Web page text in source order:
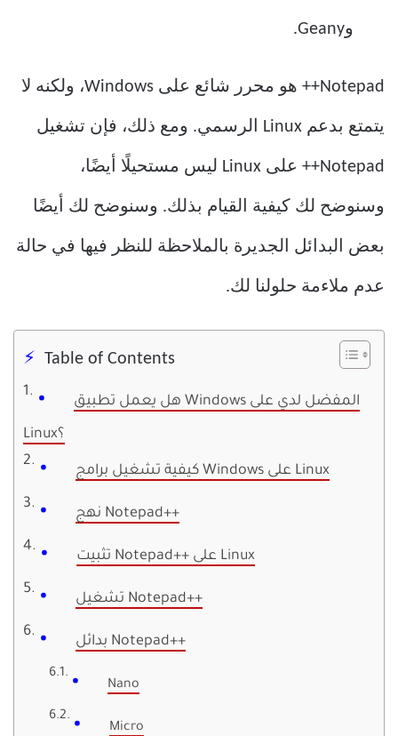
وGeany.
Notepad++ هو محرر شائع على Windows، ولكنه لا
يتمتع بدعم Linux الرسمي. ومع ذلك، فإن تشغيل
Notepad++ على Linux ليس مستحيلًا أيضًا،
وسنوضح لك كيفية القيام بذلك. وسنوضح لك أيضًا
بعض البدائل الجديرة بالملاحظة للنظر فيها في حالة
عدم ملاءمة حلولنا لك.
Table of Contents
هل يعمل تطبيق Windows المفضل لدي على
Linux؟
كيفية تشغيل برامج Windows على Linux
نهج Notepad++
تثبيت Notepad++ على Linux
تشغيل Notepad++
بدائل Notepad++
Nano
Micro